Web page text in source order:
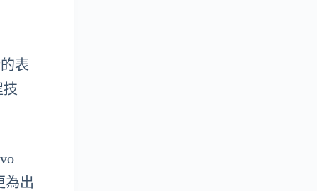
表
技
為出